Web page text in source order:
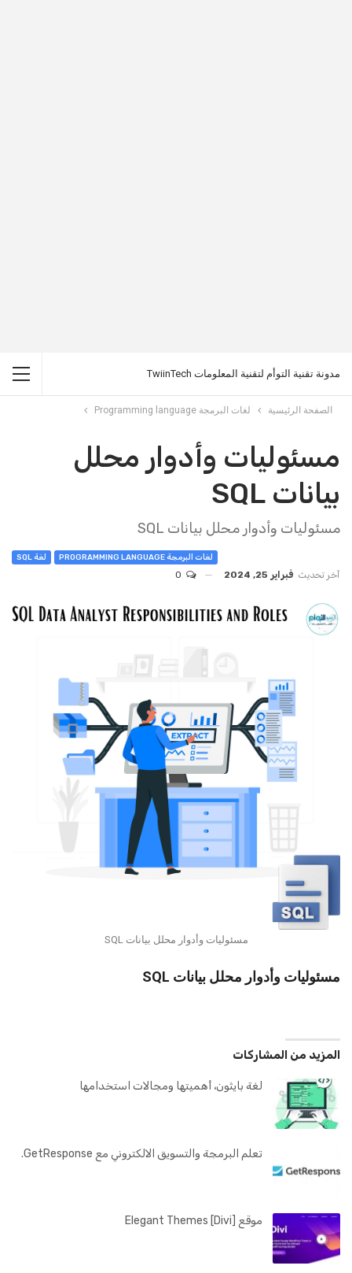
مدونة تقنية التوأم لتقنية المعلومات TwiinTech
الصفحة الرئيسية لغات البرمجة Programming language
مسئوليات وأدوار محلل
بيانات SQL
مسئوليات وأدوار محلل بيانات SQL
لغات البرمجة PROGRAMMING LANGUAGE لغة SQL
آخر تحديث فبراير 25, 2024
مسئوليات وأدوار محلل بيانات SQL
مسئوليات وأدوار محلل بيانات SQL
المزيد من المشاركات
لغة بايثون، أهميتها ومجالات استخدامها
تعلم البرمجة والتسويق الالكتروني مع GetResponse.
موقع Elegant Themes [Divi]